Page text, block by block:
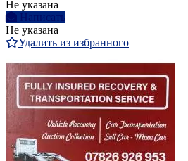
Не указана
Написать
Не указана
Удалить из избранного